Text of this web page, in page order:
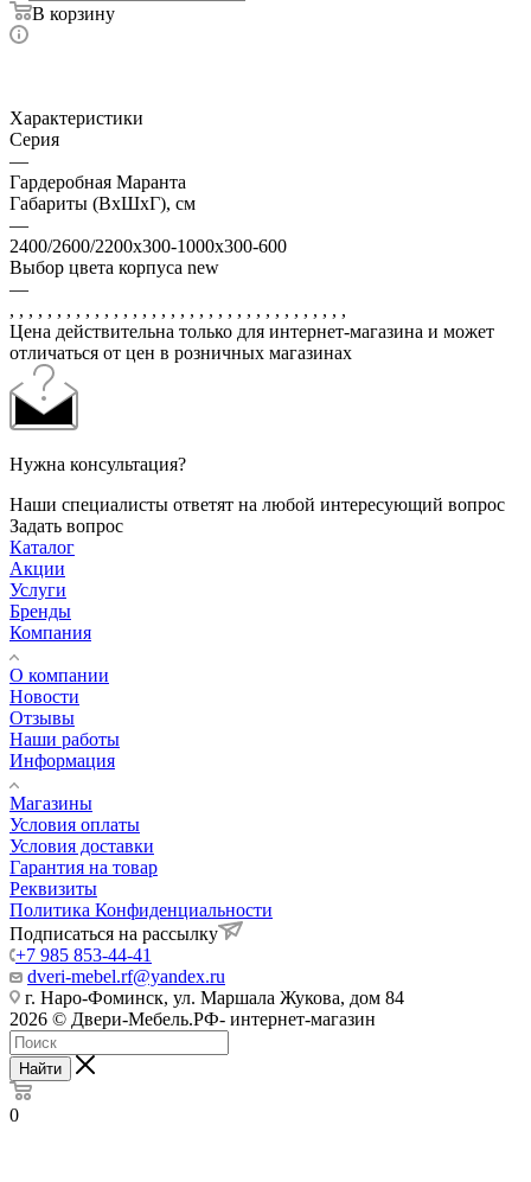
В корзину
Характеристики
Серия
—
Гардеробная Маранта
Габариты (ВхШхГ), см
—
2400/2600/2200x300-1000х300-600
Выбор цвета корпуса new
—
, , , , , , , , , , , , , , , , , , , , , , , , , , , , , , , , , , , ,
Цена действительна только для интернет-магазина и может
отличаться от цен в розничных магазинах
Нужна консультация?
Наши специалисты ответят на любой интересующий вопрос
Задать вопрос
Каталог
Акции
Услуги
Бренды
Компания
О компании
Новости
Отзывы
Наши работы
Информация
Магазины
Условия оплаты
Условия доставки
Гарантия на товар
Реквизиты
Политика Конфиденциальности
Подписаться на рассылку
+7 985 853-44-41
dveri-mebel.rf@yandex.ru
г. Наро-Фоминск, ул. Маршала Жукова, дом 84
2026 © Двери-Мебель.РФ- интернет-магазин
Найти
0